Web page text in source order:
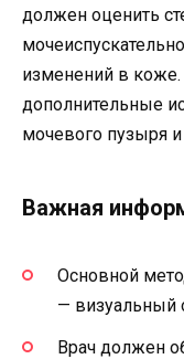
должен оценить
изменений в
дополнительные
мочевого пузыря
Важная
Основной
— визуальный
Врач должен